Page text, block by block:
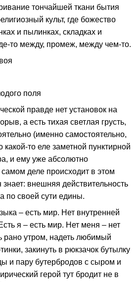
тончайшей ткани бытия
культ, где божество
и пылинках, складках и
то между, промеж, между чем-то.
поля
правде нет установок на
а есть тихая светлая грусть,
(именно самостоятельно,
то еле заметной пунктирной
и ему уже абсолютно
самом деле происходит в этом
внешняя действительность
по своей сути едины.
– есть мир. Нет внутренней
я – есть мир. Нет меня – нет
рано утром, надеть любимый
закинуть в рюкзачок бутылку
и пару бутербродов с сыром и
герой тут бродит не в